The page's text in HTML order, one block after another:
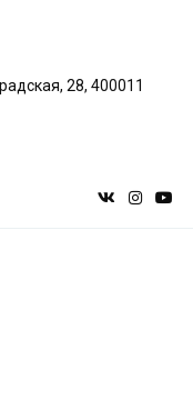
28, 400011